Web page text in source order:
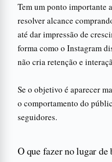
Tem um ponto importante
resolver alcance
até dar impressão de
forma como o Instagram
não cria retenção e
Se o objetivo é aparecer
o comportamento do
seguidores.
O que fazer no lugar de